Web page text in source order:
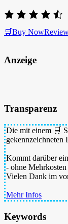
🛒Buy Now
Anzeige
Transparenz
Die mit einem 🛒
Kommt darüber
- ohne
Vielen Dank im
Mehr Infos
Keywords